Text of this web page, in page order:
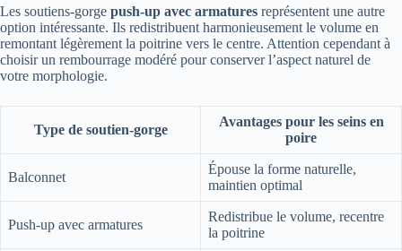
Les soutiens-gorge push-up avec armatures représentent une autre
option intéressante. Ils redistribuent harmonieusement le volume en
remontant légèrement la poitrine vers le centre. Attention cependant à
choisir un rembourrage modéré pour conserver l’aspect naturel de
votre morphologie.
Type de soutien-gorge
Avantages pour les seins en
poire
Balconnet
Épouse la forme naturelle,
maintien optimal
Push-up avec armatures
Redistribue le volume, recentre
la poitrine